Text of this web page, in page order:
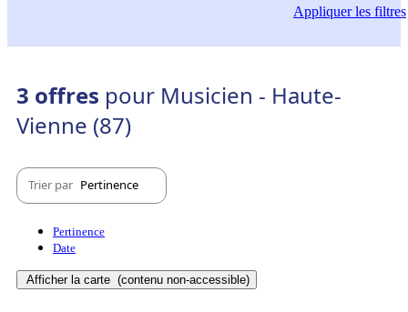
Appliquerles filtres
3 offres pour Musicien - Haute-
Vienne (87)
Trier par Pertinence
Pertinence
Date
Afficher la carte (contenu non-accessible)